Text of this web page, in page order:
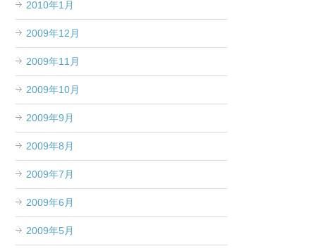
2010年1月
2009年12月
2009年11月
2009年10月
2009年9月
2009年8月
2009年7月
2009年6月
2009年5月